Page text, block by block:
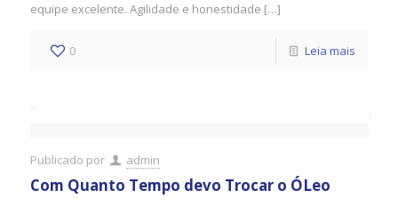
equipe excelente. Agilidade e honestidade […]
0 Leia mais
Publicado por admin
Com Quanto Tempo devo Trocar o ÓLeo